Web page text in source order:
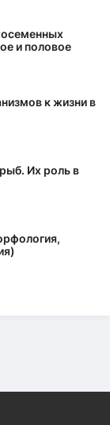
и половое
к жизни в
Их роль в